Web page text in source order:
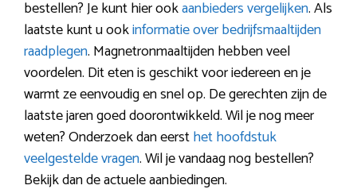
bestellen? Je kunt hier ookaanbieders vergelijken. Als
laatste kunt u ookinformatie over bedrijfsmaaltijden
raadplegen. Magnetronmaaltijden hebben veel
voordelen. Dit eten is geschikt voor iedereen en je
warmt ze eenvoudig en snel op. De gerechten zijn de
laatste jaren goed doorontwikkeld. Wil je nog meer
weten? Onderzoek dan eersthet hoofdstuk
veelgestelde vragen. Wil je vandaag nog bestellen?
Bekijk dan de actuele aanbiedingen.